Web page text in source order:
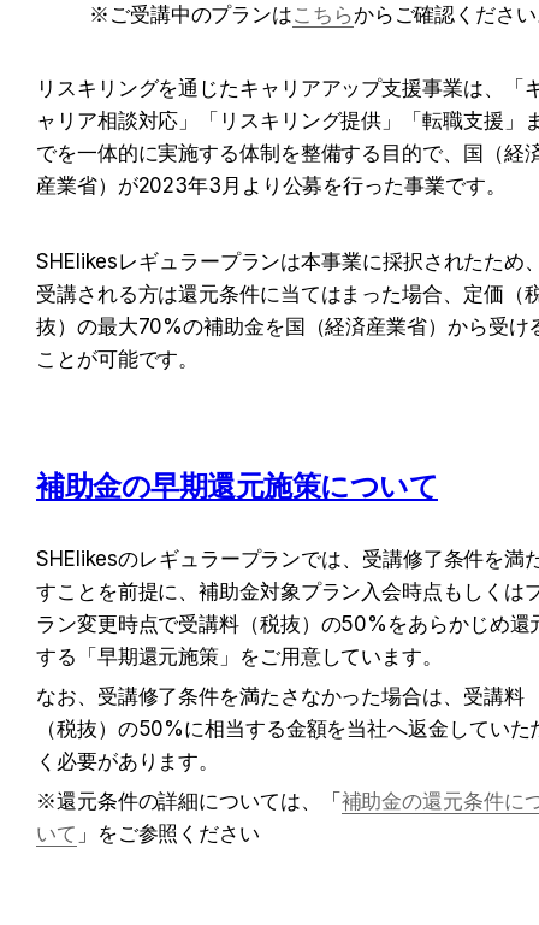
※ご受講中のプランはこちらからご確認くださ
リスキリングを通じたキャリアアップ支援事業は、「
ャリア相談対応」「リスキリング提供」「転職支援」
でを一体的に実施する体制を整備する目的で、国（経
産業省）が2023年3月より公募を行った事業です。
SHElikesレギュラープランは本事業に採択されたため
受講される方は還元条件に当てはまった場合、定価（
抜）の最大70%の補助金を国（経済産業省）から受け
ことが可能です。
補助金の早期還元施策について
SHElikesのレギュラープランでは、受講修了条件を満
すことを前提に、補助金対象プラン入会時点もしくは
ラン変更時点で受講料（税抜）の50%をあらかじめ還
する「早期還元施策」をご用意しています。
なお、受講修了条件を満たさなかった場合は、受講料
（税抜）の50%に相当する金額を当社へ返金していた
く必要があります。
※還元条件の詳細については、「補助金の還元条件に
いて 」をご参照ください